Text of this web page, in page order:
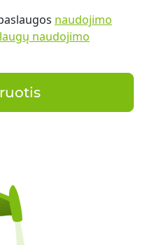
naudojimo
naudojimo